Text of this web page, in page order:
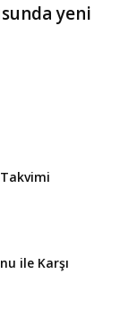
yeni
Takvimi
ile Karşı